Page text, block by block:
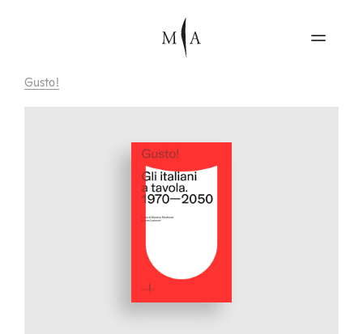
Gusto!